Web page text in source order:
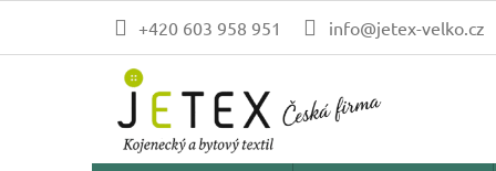
obsah
+420 603 958 951 info@jetex-velko.cz